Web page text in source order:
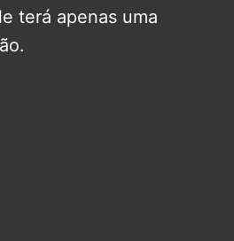
terá apenas uma